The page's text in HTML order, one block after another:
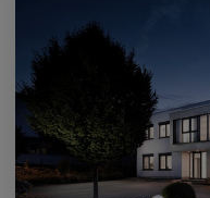
Plattformen
Google Maps
Name:
DV, SOCS,